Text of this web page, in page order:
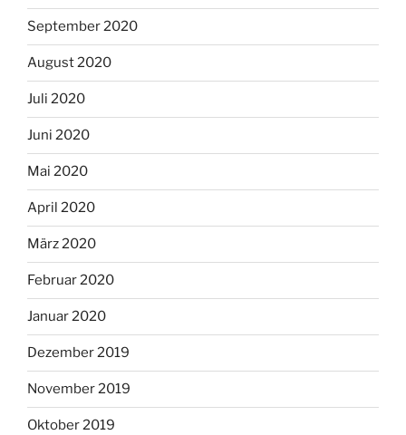
September 2020
August 2020
Juli 2020
Juni 2020
Mai 2020
April 2020
März 2020
Februar 2020
Januar 2020
Dezember 2019
November 2019
Oktober 2019